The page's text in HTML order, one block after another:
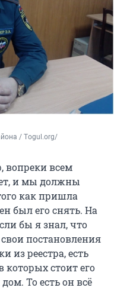
/ Тogul.org/
вопреки всем
и мы должны
как пришла
был его снять. На
бы я знал, что
постановления
из реестра, есть
которых стоит его
То есть он всё